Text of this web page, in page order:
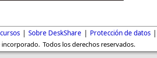
| Sobre DeskShare | Protección de datos |
Todos los derechos reservados.